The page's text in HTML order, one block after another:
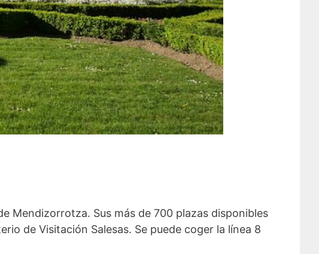
Mendizorrotza. Sus más de 700 plazas disponibles
de Visitación Salesas. Se puede coger la línea 8